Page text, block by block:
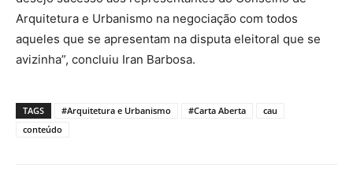
Arquitetura e Urbanismo na negociação com todos
aqueles que se apresentam na disputa eleitoral que se
avizinha”, concluiu Iran Barbosa.
TAGS #Arquitetura e Urbanismo #Carta Aberta
cau
conteúdo